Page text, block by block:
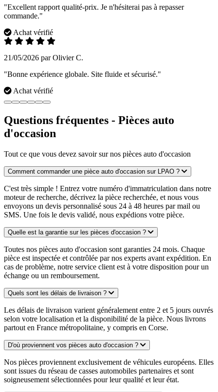
"Excellent rapport qualité-prix. Je n'hésiterai pas à repasser
commande."
Achat vérifié
21/05/2026 par Olivier C.
"Bonne expérience globale. Site fluide et sécurisé."
Achat vérifié
Questions fréquentes - Pièces auto
d'occasion
Tout ce que vous devez savoir sur nos pièces auto d'occasion
Comment commander une pièce auto d'occasion sur LPAO ?
C'est très simple ! Entrez votre numéro d'immatriculation dans notre
moteur de recherche, décrivez la pièce recherchée, et nous vous
envoyons un devis personnalisé sous 24 à 48 heures par mail ou
SMS. Une fois le devis validé, nous expédions votre pièce.
Quelle est la garantie sur les pièces d'occasion ?
Toutes nos pièces auto d'occasion sont garanties 24 mois. Chaque
pièce est inspectée et contrôlée par nos experts avant expédition. En
cas de problème, notre service client est à votre disposition pour un
échange ou un remboursement.
Quels sont les délais de livraison ?
Les délais de livraison varient généralement entre 2 et 5 jours ouvrés
selon votre localisation et la disponibilité de la pièce. Nous livrons
partout en France métropolitaine, y compris en Corse.
D'où proviennent vos pièces auto d'occasion ?
Nos pièces proviennent exclusivement de véhicules européens. Elles
sont issues du réseau de casses automobiles partenaires et sont
soigneusement sélectionnées pour leur qualité et leur état.